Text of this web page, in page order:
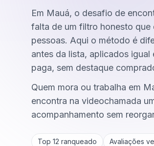
Em Mauá, o desafio de
falta de um filtro honesto que
pessoas. Aqui o método é
antes da lista, aplicados
paga, sem destaque
Quem mora ou trabalha em
encontra na videochamada
acompanhamento sem
Top 12 ranqueado Avaliações